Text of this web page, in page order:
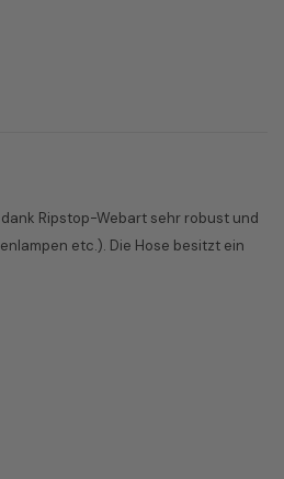
Ripstop-Webart sehr robust und
etc.). Die Hose besitzt ein